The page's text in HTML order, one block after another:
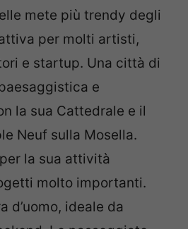
mete più trendy degli
per molti artisti,
e startup. Una città di
e
la sua Cattedrale e il
Neuf sulla Mosella.
la sua attività
molto importanti.
d’uomo, ideale da